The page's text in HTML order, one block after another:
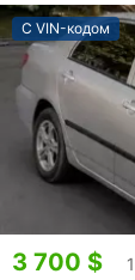
С VIN-кодом
3 700 $